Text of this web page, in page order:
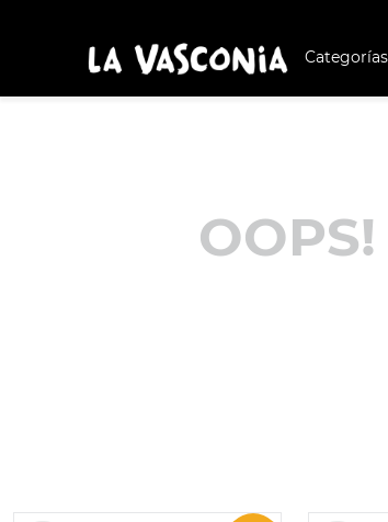
Categorías
OOPS!